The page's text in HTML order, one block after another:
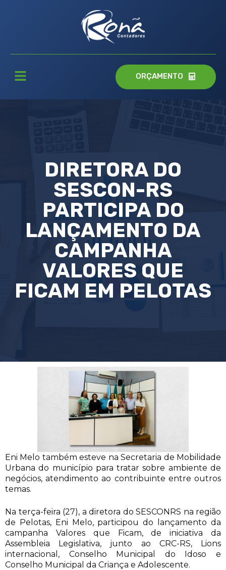
ORÇAMENTO
DIRETORA DO
SESCON-RS
PARTICIPA DO
LANÇAMENTO DA
CAMPANHA
VALORES QUE
FICAM EM PELOTAS
Eni Melo também esteve na Secretaria de Mobilidade
Urbana do município para tratar sobre ambiente de
negócios, atendimento ao contribuinte entre outros
temas.
Na terça-feira (27), a diretora do SESCONRS na região
de Pelotas, Eni Melo, participou do lançamento da
campanha Valores que Ficam, de iniciativa da
Assembleia Legislativa, junto ao CRC-RS, Lions
internacional, Conselho Municipal do Idoso e
Conselho Municipal da Criança e Adolescente.